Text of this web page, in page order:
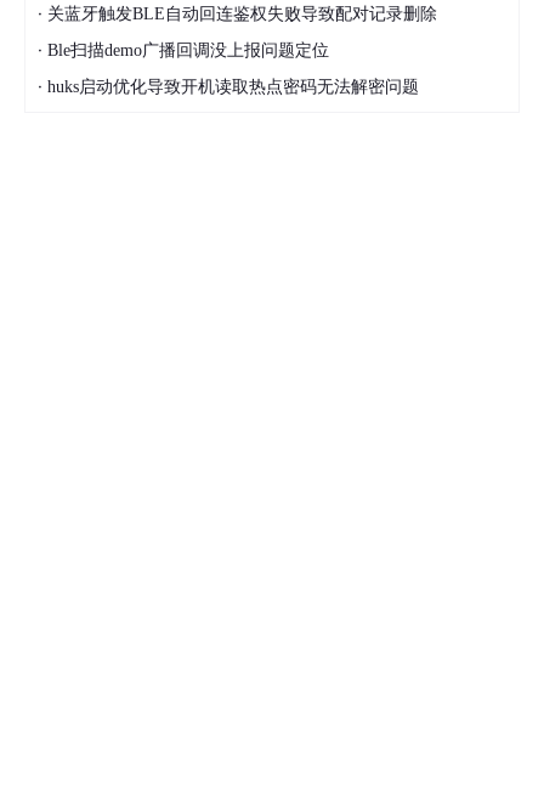
· 关蓝牙触发BLE自动回连鉴权失败导致配对记录删除
· Ble扫描demo广播回调没上报问题定位
· huks启动优化导致开机读取热点密码无法解密问题